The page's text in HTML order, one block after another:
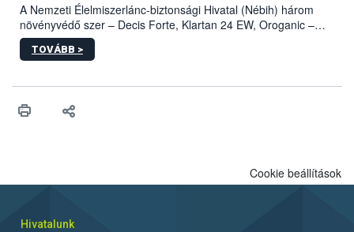
A Nemzeti Élelmiszerlánc-biztonsági Hivatal (Nébih) három
növényvédő szer – Decis Forte, Klartan 24 EW, Oroganic –
engedélyokiratát módosította, így azok a szüretet követően,
egészen a vesszőérettség (BBCH 91) stádiumáig
érésű szőlőkben is legyen lehetőség a károsító elleni további
felhasználók számára is elérhető és ökológiai termesztésben is
TOVÁBB >
Cookie beállítások
Hivatalunk